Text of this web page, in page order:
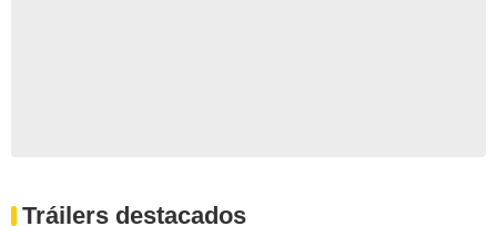
Tráilers destacados